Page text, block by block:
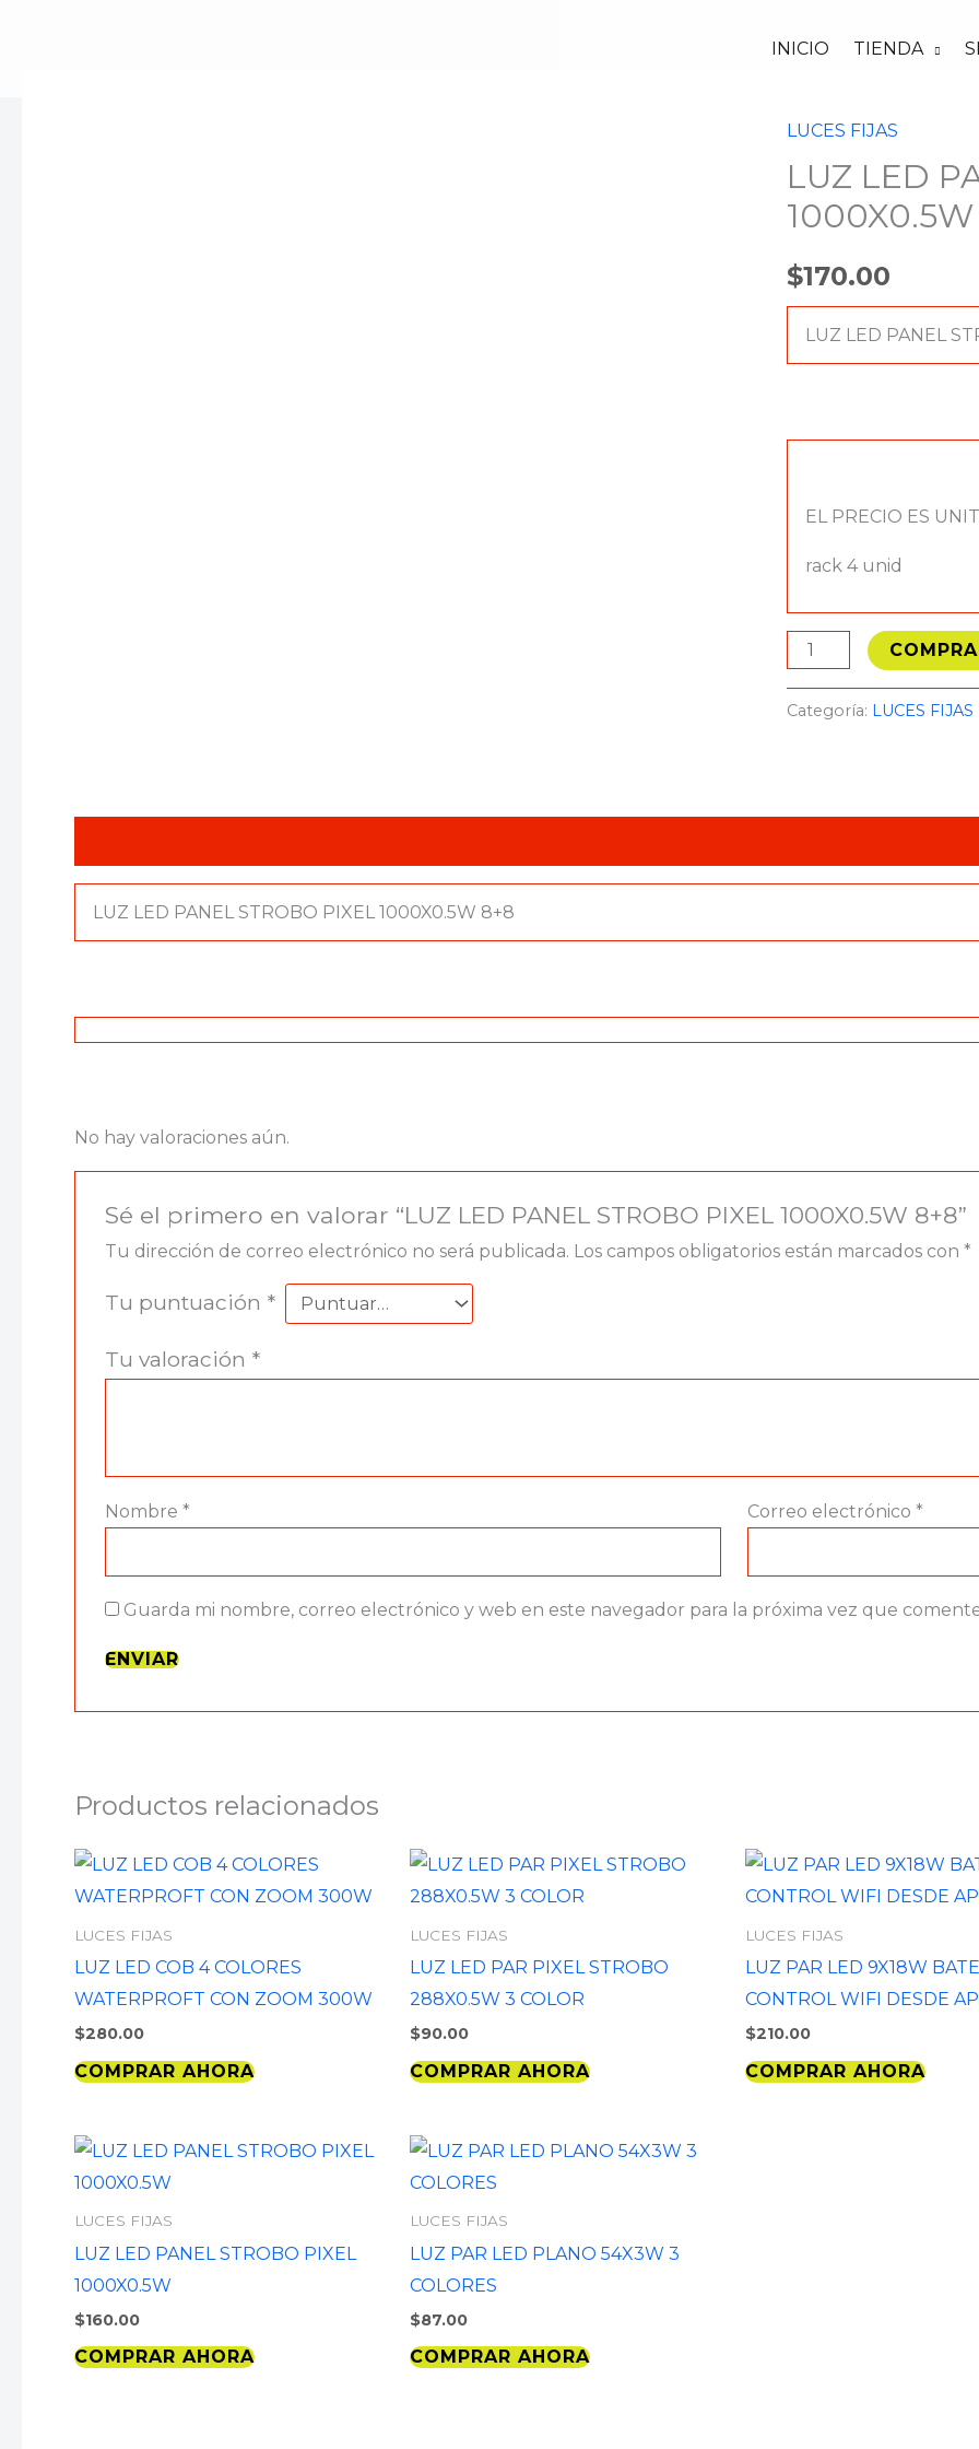
INICIO TIENDA
LUCES FIJAS
LUZ LED
$170.00
LUZ LED PANEL
EL PRECIO ES
rack 4 unid
LUZ
LED
PANEL
STROBO
PIXEL
1000X0.5W
8+8
cantidad
Categoría: LUCES FIJAS
LUZ LED PANEL STROBO PIXEL 1000X0.5W 8+8
No hay valoraciones aún.
Sé el primero en valorar “LUZ LED PANEL STROBO PIXEL 1000X0.5W 8+8”
Tu dirección de correo electrónico no será publicada. Los campos obligatorios están marcados con *
Tu puntuación *
Tu valoración *
Nombre * Correo electrónico *
Guarda mi nombre, correo electrónico y web en este navegador para la próxima vez que
Productos relacionados
LUCES FIJAS
LUZ LED COB 4 COLORES
WATERPROFT CON ZOOM 300W
$280.00
COMPRAR AHORA
LUCES FIJAS
LUZ LED PAR PIXEL STROBO
288X0.5W 3 COLOR
$90.00
COMPRAR AHORA
LUCES FIJAS
LUZ PAR LED 9X18W
CONTROL WIFI DESDE
$210.00
COMPRAR AHORA
LUCES FIJAS
LUZ LED PANEL STROBO PIXEL
1000X0.5W
$160.00
COMPRAR AHORA
LUCES FIJAS
LUZ PAR LED PLANO 54X3W 3
COLORES
$87.00
COMPRAR AHORA